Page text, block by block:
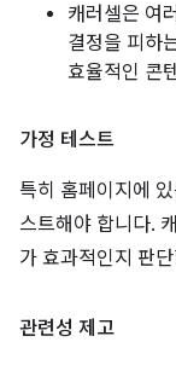
캐러셀은 여
결정을 피하
효율적인 콘
가정 테스트
특히 홈페이지에
스트해야 합니다.
가 효과적인지 판
관련성 제고